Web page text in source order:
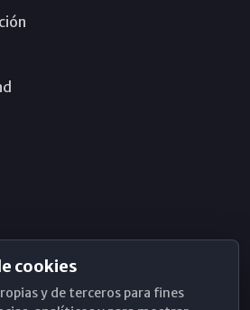
cookies
y de terceros para fines